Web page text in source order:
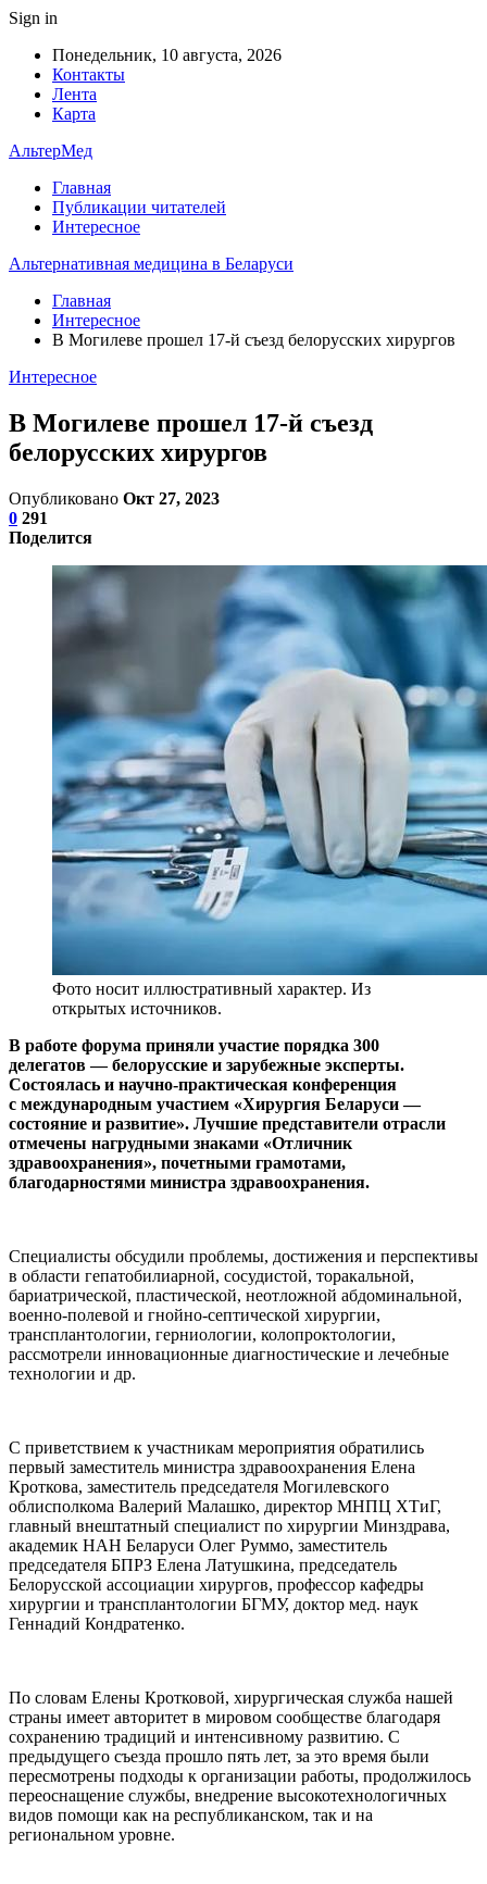
Sign in
Понедельник, 10 августа, 2026
Контакты
Лента
Карта
АльтерМед
Главная
Публикации читателей
Интересное
Альтернативная медицина в Беларуси
Главная
Интересное
В Могилеве прошел 17-й съезд белорусских хирургов
Интересное
В Могилеве прошел 17-й съезд
белорусских хирургов
Опубликовано Окт 27, 2023
0 291
Поделится
Фото носит иллюстративный характер. Из
открытых источников.
В работе форума приняли участие порядка 300
делегатов — белорусские и зарубежные эксперты.
Состоялась и научно-практическая конференция
с международным участием «Хирургия Беларуси —
состояние и развитие». Лучшие представители отрасли
отмечены нагрудными знаками «Отличник
здравоохранения», почетными грамотами,
благодарностями министра здравоохранения.
Специалисты обсудили проблемы, достижения и перспективы
в области гепатобилиарной, сосудистой, торакальной,
бариатрической, пластической, неотложной абдоминальной,
военно-полевой и гнойно-септической хирургии,
трансплантологии, герниологии, колопроктологии,
рассмотрели инновационные диагностические и лечебные
технологии и др.
С приветствием к участникам мероприятия обратились
первый заместитель министра здравоохранения Елена
Кроткова, заместитель председателя Могилевского
облисполкома Валерий Малашко, директор МНПЦ ХТиГ,
главный внештатный специалист по хирургии Минздрава,
академик НАН Беларуси Олег Руммо, заместитель
председателя БПРЗ Елена Латушкина, председатель
Белорусской ассоциации хирургов, профессор кафедры
хирургии и трансплантологии БГМУ, доктор мед. наук
Геннадий Кондратенко.
По словам Елены Кротковой, хирургическая служба нашей
страны имеет авторитет в мировом сообществе благодаря
сохранению традиций и интенсивному развитию. С
предыдущего съезда прошло пять лет, за это время были
пересмотрены подходы к организации работы, продолжилось
переоснащение службы, внедрение высокотехнологичных
видов помощи как на республиканском, так и на
региональном уровне.